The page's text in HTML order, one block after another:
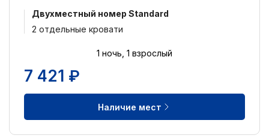
Двухместный номер Standard
2 отдельные кровати
1 ночь, 1 взрослый
7 421 ₽
Наличие мест